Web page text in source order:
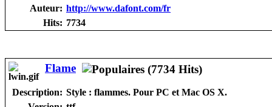
Auteur: http://www.dafont.com/fr
Hits: 7734
Flame
Description: Style : flammes. Pour PC et Mac OS X.